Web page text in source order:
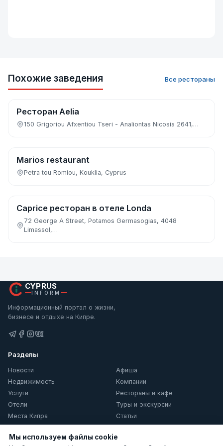
Похожие заведения Все рестораны
Ресторан при отеле
Ресторан Aelia
150 Grigoriou Afxentiou Tseri - Analiontas Nicosia 2641,…
Бар
Marios restaurant
Petra tou Romiou, Kouklia, Cyprus
Бар
Caprice ресторан в отеле Londa
72 George A Street, Potamos Germasogias, 4048
Limassol,…
CYPRUS
INFORM
Информационный портал о жизни,
бизнесе и отдыхе на Кипре.
Разделы
Новости
Афиша
Недвижимость
Компании
Услуги
Рестораны и кафе
Отели
Туры и экскурсии
Места Кипра
Статьи
Мы используем файлы cookie